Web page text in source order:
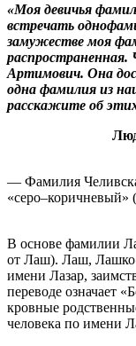
«Моя девичья
встречать
замужестве моя
Артимович. Она
одна фамилия из
расскажите об
— Фамилия
«серо–коричневый»
В основе фамилии
от Лаш). Лаш, Лашко
имени Лазар,
переводе означает
кровные
человека по имени